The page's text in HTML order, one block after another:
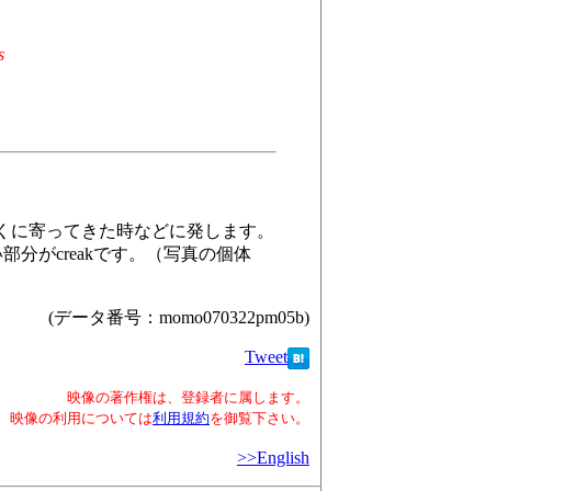
寄ってきた時などに発します。
分がcreakです。（写真の個体
(データ番号：momo070322pm05b)
Tweet
映像の著作権は、登録者に属します。
映像の利用については利用規約を御覧下さい。
>>English